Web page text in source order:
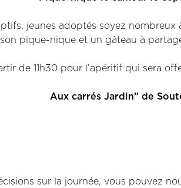
jeunes adoptés soyez
pique-nique et un gâteau à
de 11h30 pour l’apéritif qui sera
Aux carrés Jardin” de
sur la journée, vous pouvez